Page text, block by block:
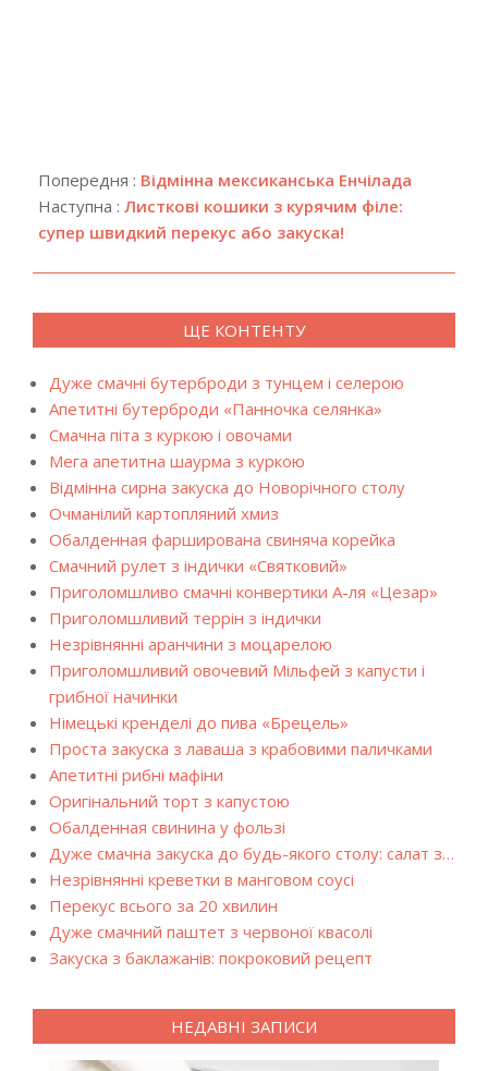
08-
01
Попередня : Відмінна мексиканська Енчілада
Наступна : Листкові кошики з курячим філе:
супер швидкий перекус або закуска!
ЩЕ КОНТЕНТУ
Дуже смачні бутерброди з тунцем і селерою
Апетитні бутерброди «Панночка селянка»
Смачна піта з куркою і овочами
Мега апетитна шаурма з куркою
Відмінна сирна закуска до Новорічного столу
Очманілий картопляний хмиз
Обалденная фарширована свиняча корейка
Смачний рулет з індички «Святковий»
Приголомшливо смачні конвертики А-ля «Цезар»
Приголомшливий террін з індички
Незрівнянні аранчини з моцарелою
Приголомшливий овочевий Мільфей з капусти і
грибної начинки
Німецькі кренделі до пива «Брецель»
Проста закуска з лаваша з крабовими паличками
Апетитні рибні мафіни
Оригінальний торт з капустою
Обалденная свинина у фользі
Дуже смачна закуска до будь-якого столу: салат з…
Незрівнянні креветки в манговом соусі
Перекус всього за 20 хвилин
Дуже смачний паштет з червоної квасолі
Закуска з баклажанів: покроковий рецепт
НЕДАВНІ ЗАПИСИ